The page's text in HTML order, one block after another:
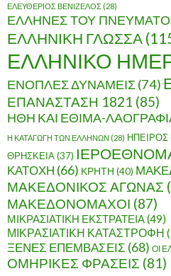
ΕΛΕΥΘΕΡΙΟΣ ΒΕΝΙΖΕΛΟΣ (28)
ΕΛΛΗΝΕΣ ΤΟΥ
ΕΛΛΗΝΙΚΗ ΓΛΩΣΣΑ
ΕΛΛΗΝΙΚΟ
ΕΝΟΠΛΕΣ ΔΥΝΑΜΕΙΣ(74)
ΕΠΑΝΑΣΤΑΣΗ 1821 (85)
ΗΘΗ ΚΑΙ ΕΘΙΜΑ-
Η ΚΑΤΑΓΩΓΗ ΤΩΝ ΕΛΛΗΝΩΝ (28) ΗΠΕΙΡΟΣ
ΘΡΗΣΚΕΙΑ(37)
ΚΑΤΟΧΗ (66) ΚΡΗΤΗ (40)
ΜΑΚΕΔΟΝΙΚΟΣ ΑΓΩΝΑΣ
ΜΑΚΕΔΟΝΟΜΑΧΟΙ (87)
ΜΙΚΡΑΣΙΑΤΙΚΗ ΕΚΣΤΡΑΤΕΙΑ(49)
ΜΙΚΡΑΣΙΑΤΙΚΗ ΚΑΤΑΣΤΡΟΦΗ
ΞΕΝΕΣ ΕΠΕΜΒΑΣΕΙΣ (68) ΟΙ
ΟΜΗΡΙΚΕΣ ΦΡΑΣΕΙΣ (81)